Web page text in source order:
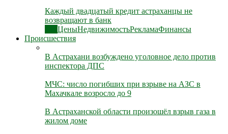
Каждый двадцатый кредит астраханцы не
возвращают в банк
ЦеныНедвижимостьРекламаФинансы
Происшествия
В Астрахани возбуждено уголовное дело против
инспектора ДПС
МЧС: число погибших при взрыве на АЗС в
Махачкале возросло до 9
В Астраханской области произошёл взрыв газа в
жилом доме